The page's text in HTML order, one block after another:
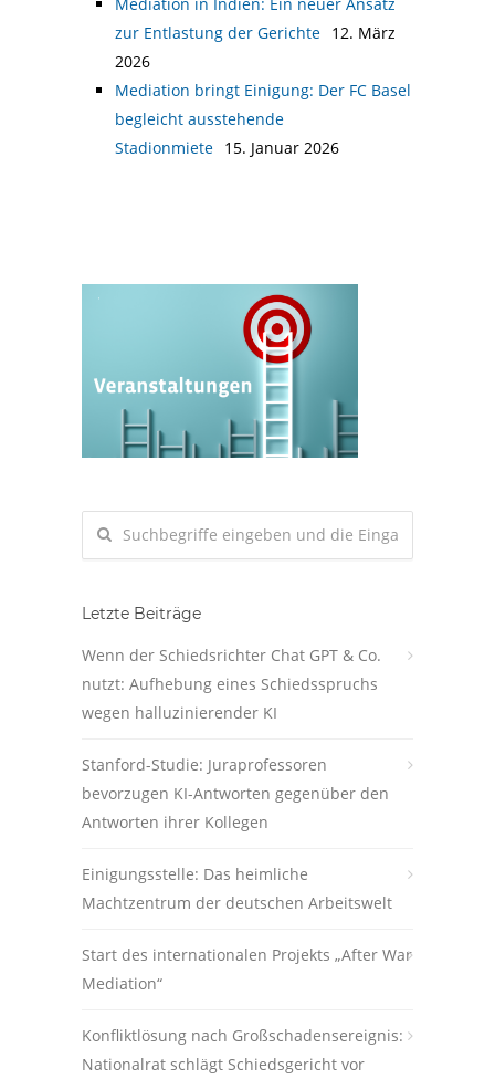
Mediation in Indien: Ein neuer Ansatz
zur Entlastung der Gerichte 12. März
2026
Mediation bringt Einigung: Der FC Basel
begleicht ausstehende
Stadionmiete 15. Januar 2026
Letzte Beiträge
Wenn der Schiedsrichter Chat GPT & Co.
nutzt: Aufhebung eines Schiedsspruchs
wegen halluzinierender KI
Stanford-Studie: Juraprofessoren
bevorzugen KI-Antworten gegenüber den
Antworten ihrer Kollegen
Einigungsstelle: Das heimliche
Machtzentrum der deutschen Arbeitswelt
Start des internationalen Projekts „After War
Mediation“
Konfliktlösung nach Großschadensereignis:
Nationalrat schlägt Schiedsgericht vor